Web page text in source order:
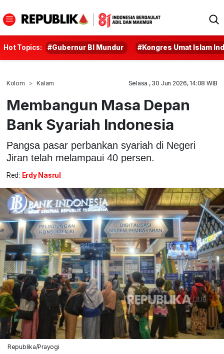
Hot Topics: #Gubernur BI Mundur #Kongres Umat Islam
Kolom Kalam Selasa , 30 Jun 2026, 14:08 WIB
Membangun Masa Depan
Bank Syariah Indonesia
Pangsa pasar perbankan syariah di Negeri
Jiran telah melampaui 40 persen.
Red: Erdy Nasrul
Republika/Prayogi